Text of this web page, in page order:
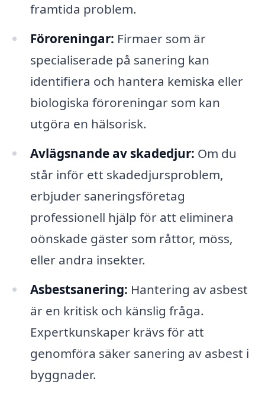
framtida problem.
Föroreningar: Firmaer som är
specialiserade på sanering kan
identifiera och hantera kemiska eller
biologiska föroreningar som kan
utgöra en hälsorisk.
Avlägsnande av skadedjur: Om du
står inför ett skadedjursproblem,
erbjuder saneringsföretag
professionell hjälp för att eliminera
oönskade gäster som råttor, möss,
eller andra insekter.
Asbestsanering: Hantering av asbest
är en kritisk och känslig fråga.
Expertkunskaper krävs för att
genomföra säker sanering av asbest i
byggnader.